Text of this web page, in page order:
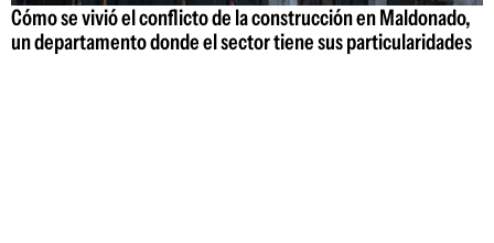
Cómo se vivió el conflicto de la construcción en Maldonado,
un departamento donde el sector tiene sus particularidades